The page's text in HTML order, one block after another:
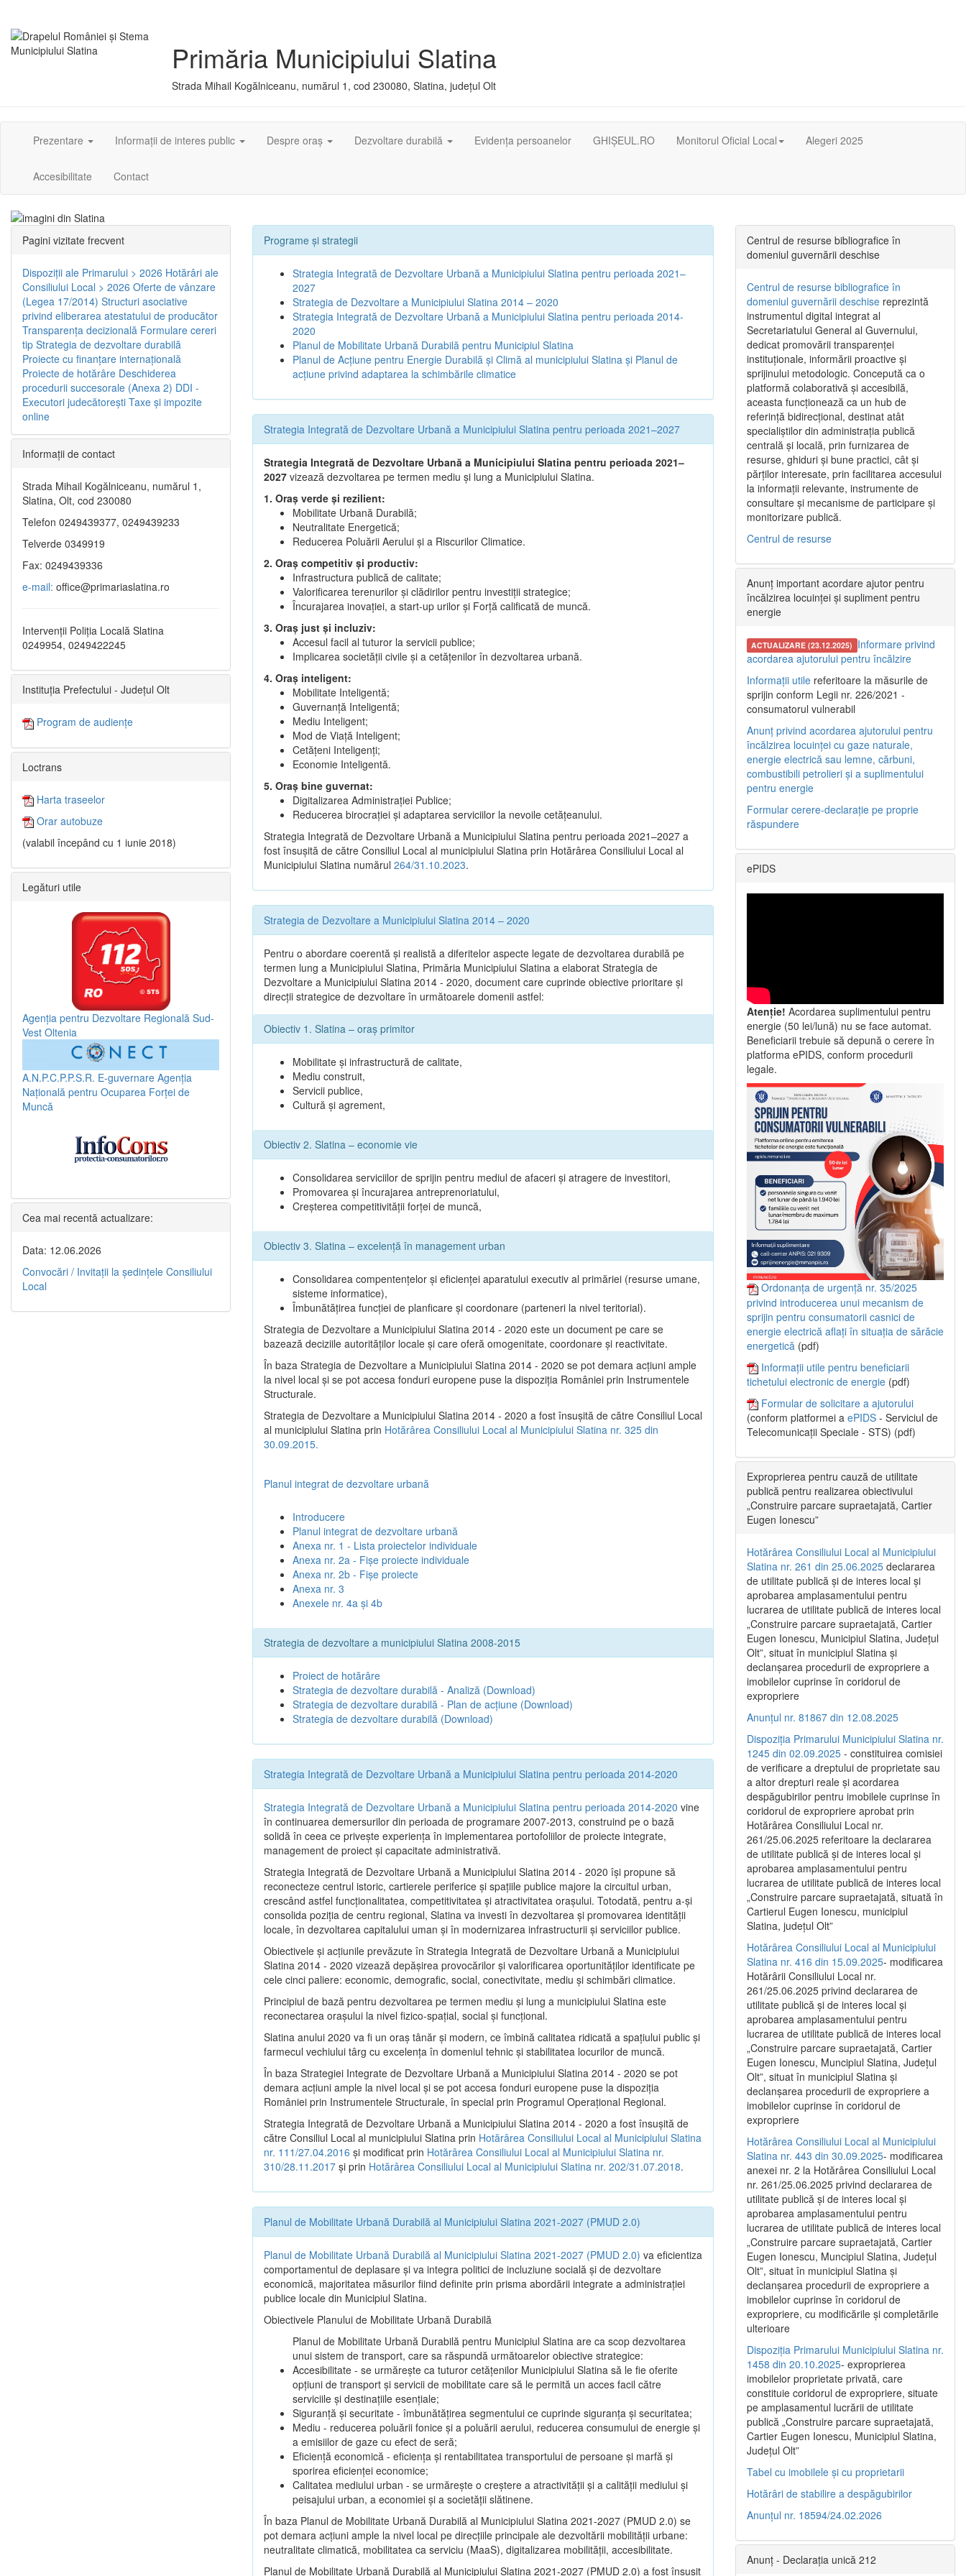
Primăria Municipiului Slatina
Strada Mihail Kogălniceanu, numărul 1, cod 230080, Slatina, județul Olt
Prezentare Informații de interes public Despre oraș Dezvoltare durabilă Evidența persoanelor GHIȘEUL.RO Monitorul Oficial Local Alegeri 2025
Accesibilitate Contact
Programe și strategii
Strategia Integrată de Dezvoltare Urbană a Municipiului Slatina pentru perioada 2021–
2027
Strategia de Dezvoltare a Municipiului Slatina 2014 – 2020
Strategia Integrată de Dezvoltare Urbană a Municipiului Slatina pentru perioada 2014-
2020
Planul de Mobilitate Urbană Durabilă pentru Municipiul Slatina
Planul de Acţiune pentru Energie Durabilă şi Climă al municipiului Slatina şi Planul de
acţiune privind adaptarea la schimbările climatice
Strategia Integrată de Dezvoltare Urbană a Municipiului Slatina pentru perioada 2021–2027
Strategia Integrată de Dezvoltare Urbană a Municipiului Slatina pentru perioada 2021–
2027 vizează dezvoltarea pe termen mediu și lung a Municipiului Slatina.
1. Oraș verde și rezilient:
Mobilitate Urbană Durabilă;
Neutralitate Energetică;
Reducerea Poluării Aerului și a Riscurilor Climatice.
2. Oraș competitiv și productiv:
Infrastructura publică de calitate;
Valorificarea terenurilor și clădirilor pentru investiții strategice;
Încurajarea inovației, a start-up urilor și Forță calificată de muncă.
3. Oraș just și incluziv:
Accesul facil al tuturor la servicii publice;
Implicarea societății civile și a cetățenilor în dezvoltarea urbană.
4. Oraș inteligent:
Mobilitate Inteligentă;
Guvernanță Inteligentă;
Mediu Inteligent;
Mod de Viață Inteligent;
Cetățeni Inteligenți;
Economie Inteligentă.
5. Oraș bine guvernat:
Digitalizarea Administrației Publice;
Reducerea birocrației și adaptarea serviciilor la nevoile cetățeanului.
Strategia Integrată de Dezvoltare Urbană a Municipiului Slatina pentru perioada 2021–2027 a
fost însuşită de către Consiliul Local al municipiului Slatina prin Hotărârea Consiliului Local al
Municipiului Slatina numărul 264/31.10.2023.
Strategia de Dezvoltare a Municipiului Slatina 2014 – 2020
Pentru o abordare coerentă şi realistă a diferitelor aspecte legate de dezvoltarea durabilă pe
termen lung a Municipiului Slatina, Primăria Municipiului Slatina a elaborat Strategia de
Dezvoltare a Municipiului Slatina 2014 - 2020, document care cuprinde obiective prioritare şi
direcţii strategice de dezvoltare în următoarele domenii astfel:
Obiectiv 1. Slatina – oraş primitor
Mobilitate şi infrastructură de calitate,
Mediu construit,
Servicii publice,
Cultură şi agrement,
Obiectiv 2. Slatina – economie vie
Consolidarea serviciilor de sprijin pentru mediul de afaceri şi atragere de investitori,
Promovarea şi încurajarea antreprenoriatului,
Creşterea competitivităţii forţei de muncă,
Obiectiv 3. Slatina – excelenţă în management urban
Consolidarea compentenţelor şi eficienţei aparatului executiv al primăriei (resurse umane,
sisteme informatice),
Îmbunătăţirea funcţiei de planficare şi coordonare (parteneri la nivel teritorial).
Strategia de Dezvoltare a Municipiului Slatina 2014 - 2020 este un document pe care se
bazează deciziile autorităţilor locale şi care oferă omogenitate, coordonare şi reactivitate.
În baza Strategia de Dezvoltare a Municipiului Slatina 2014 - 2020 se pot demara acţiuni ample
la nivel local şi se pot accesa fonduri europene puse la dispoziţia României prin Instrumentele
Structurale.
Strategia de Dezvoltare a Municipiului Slatina 2014 - 2020 a fost însuşită de către Consiliul Local
al municipiului Slatina prin Hotărârea Consiliului Local al Municipiului Slatina nr. 325 din
30.09.2015.
Planul integrat de dezvoltare urbană
Introducere
Planul integrat de dezvoltare urbană
Anexa nr. 1 - Lista proiectelor individuale
Anexa nr. 2a - Fișe proiecte individuale
Anexa nr. 2b - Fișe proiecte
Anexa nr. 3
Anexele nr. 4a și 4b
Strategia de dezvoltare a municipiului Slatina 2008-2015
Proiect de hotărâre
Strategia de dezvoltare durabilă - Analiză (Download)
Strategia de dezvoltare durabilă - Plan de acțiune (Download)
Strategia de dezvoltare durabilă (Download)
Strategia Integrată de Dezvoltare Urbană a Municipiului Slatina pentru perioada 2014-2020
Strategia Integrată de Dezvoltare Urbană a Municipiului Slatina pentru perioada 2014-2020 vine
în continuarea demersurilor din perioada de programare 2007-2013, construind pe o bază
solidă în ceea ce priveşte experienţa în implementarea portofoliilor de proiecte integrate,
management de proiect și capacitate administrativă.
Strategia Integrată de Dezvoltare Urbană a Municipiului Slatina 2014 - 2020 își propune să
reconecteze centrul istoric, cartierele periferice şi spaţiile publice majore la circuitul urban,
crescând astfel funcţionalitatea, competitivitatea şi atractivitatea oraşului. Totodată, pentru a-şi
consolida poziţia de centru regional, Slatina va investi în dezvoltarea şi promovarea identităţii
locale, în dezvoltarea capitalului uman şi în modernizarea infrastructurii şi serviciilor publice.
Obiectivele şi acţiunile prevăzute în Strategia Integrată de Dezvoltare Urbană a Municipiului
Slatina 2014 - 2020 vizează depășirea provocărilor şi valorificarea oportunităţilor identificate pe
cele cinci paliere: economic, demografic, social, conectivitate, mediu şi schimbări climatice.
Principiul de bază pentru dezvoltarea pe termen mediu şi lung a municipiului Slatina este
reconectarea oraşului la nivel fizico-spaţial, social şi funcţional.
Slatina anului 2020 va fi un oraş tânăr şi modern, ce îmbină calitatea ridicată a spaţiului public şi
farmecul vechiului târg cu excelenţa în domeniul tehnic şi stabilitatea locurilor de muncă.
În baza Strategiei Integrate de Dezvoltare Urbană a Municipiului Slatina 2014 - 2020 se pot
demara acţiuni ample la nivel local şi se pot accesa fonduri europene puse la dispoziţia
României prin Instrumentele Structurale, în special prin Programul Operațional Regional.
Strategia Integrată de Dezvoltare Urbană a Municipiului Slatina 2014 - 2020 a fost însuşită de
către Consiliul Local al municipiului Slatina prin Hotărârea Consiliului Local al Municipiului Slatina
nr. 111/27.04.2016 și modificat prin Hotărârea Consiliului Local al Municipiului Slatina nr.
310/28.11.2017 și prin Hotărârea Consiliului Local al Municipiului Slatina nr. 202/31.07.2018.
Planul de Mobilitate Urbană Durabilă al Municipiului Slatina 2021-2027 (PMUD 2.0)
Planul de Mobilitate Urbană Durabilă al Municipiului Slatina 2021-2027 (PMUD 2.0) va eficientiza
comportamentul de deplasare și va integra politici de incluziune socială și de dezvoltare
economică, majoritatea măsurilor fiind definite prin prisma abordării integrate a administrației
publice locale din Municipiul Slatina.
Obiectivele Planului de Mobilitate Urbană Durabilă
Planul de Mobilitate Urbană Durabilă pentru Municipiul Slatina are ca scop dezvoltarea
unui sistem de transport, care sa răspundă următoarelor obiective strategice:
Accesibilitate - se urmărește ca tuturor cetățenilor Municipiului Slatina să le fie oferite
opțiuni de transport și servicii de mobilitate care să le permită un acces facil către
serviciile și destinațiile esențiale;
Siguranță și securitate - îmbunătățirea segmentului ce cuprinde siguranța și securitatea;
Mediu - reducerea poluării fonice și a poluării aerului, reducerea consumului de energie și
a emisiilor de gaze cu efect de seră;
Eficiență economică - eficiența și rentabilitatea transportului de persoane și marfă și
sporirea eficienței economice;
Calitatea mediului urban - se urmărește o creștere a atractivității și a calității mediului și
peisajului urban, a economiei și a societății slătinene.
În baza Planul de Mobilitate Urbană Durabilă al Municipiului Slatina 2021-2027 (PMUD 2.0) se
pot demara acțiuni ample la nivel local pe direcțiile principale ale dezvoltării mobilității urbane:
neutralitate climatică, mobilitatea ca serviciu (MaaS), digitalizarea mobilității, accesibilitate.
Planul de Mobilitate Urbană Durabilă al Municipiului Slatina 2021-2027 (PMUD 2.0) a fost însușit
Pagini vizitate frecvent
Dispoziţii ale Primarului > 2026 Hotărâri ale
Consiliului Local > 2026 Oferte de vânzare
(Legea 17/2014) Structuri asociative
privind eliberarea atestatului de producător
Transparenţa decizională Formulare cereri
tip Strategia de dezvoltare durabilă
Proiecte cu finanţare internaţională
Proiecte de hotărâre Deschiderea
procedurii succesorale (Anexa 2) DDI -
Executori judecătorești Taxe şi impozite
online
Informaţii de contact
Strada Mihail Kogălniceanu, numărul 1,
Slatina, Olt, cod 230080
Telefon 0249439377, 0249439233
Telverde 0349919
Fax: 0249439336
e-mail: office@primariaslatina.ro
Intervenții Poliția Locală Slatina
0249954, 0249422245
Instituția Prefectului - Județul Olt
Program de audiențe
Loctrans
Harta traseelor
Orar autobuze
(valabil începând cu 1 iunie 2018)
Legături utile
Agenția pentru Dezvoltare Regională Sud-
Vest Oltenia
A.N.P.C.P.P.S.R. E-guvernare Agenția
Națională pentru Ocuparea Forței de
Muncă
Cea mai recentă actualizare:
Data: 12.06.2026
Convocări / Invitaţii la şedinţele Consiliului
Local
Centrul de resurse bibliografice în
domeniul guvernării deschise
Centrul de resurse bibliografice în
domeniul guvernării deschise reprezintă
instrumentul digital integrat al
Secretariatului General al Guvernului,
dedicat promovării transparenței
instituționale, informării proactive și
sprijinului metodologic. Concepută ca o
platformă colaborativă și accesibilă,
aceasta funcționează ca un hub de
referință bidirecțional, destinat atât
specialiștilor din administrația publică
centrală și locală, prin furnizarea de
resurse, ghiduri și bune practici, cât și
părților interesate, prin facilitarea accesului
la informații relevante, instrumente de
consultare și mecanisme de participare și
monitorizare publică.
Centrul de resurse
Anunț important acordare ajutor pentru
încălzirea locuinței și supliment pentru
energie
ACTUALIZARE (23.12.2025) Informare privind
acordarea ajutorului pentru încălzire
Informații utile referitoare la măsurile de
sprijin conform Legii nr. 226/2021 -
consumatorul vulnerabil
Anunț privind acordarea ajutorului pentru
încălzirea locuinței cu gaze naturale,
energie electrică sau lemne, cărbuni,
combustibili petrolieri și a suplimentului
pentru energie
Formular cerere-declarație pe proprie
răspundere
ePIDS
Atenție! Acordarea suplimentului pentru
energie (50 lei/lună) nu se face automat.
Beneficiarii trebuie să depună o cerere în
platforma ePIDS, conform procedurii
legale.
Ordonanța de urgență nr. 35/2025
privind introducerea unui mecanism de
sprijin pentru consumatorii casnici de
energie electrică aflați în situația de sărăcie
energetică (pdf)
Informații utile pentru beneficiarii
tichetului electronic de energie (pdf)
Formular de solicitare a ajutorului
(conform platformei a ePIDS - Serviciul de
Telecomunicații Speciale - STS) (pdf)
Exproprierea pentru cauză de utilitate
publică pentru realizarea obiectivului
„Construire parcare supraetajată, Cartier
Eugen Ionescu”
Hotărârea Consiliului Local al Municipiului
Slatina nr. 261 din 25.06.2025 declararea
de utilitate publică și de interes local și
aprobarea amplasamentului pentru
lucrarea de utilitate publică de interes local
„Construire parcare supraetajată, Cartier
Eugen Ionescu, Municipiul Slatina, Județul
Olt”, situat în municipiul Slatina și
declanșarea procedurii de expropriere a
imobilelor cuprinse în coridorul de
expropriere
Anunțul nr. 81867 din 12.08.2025
Dispoziția Primarului Municipiului Slatina nr.
1245 din 02.09.2025 - constituirea comisiei
de verificare a dreptului de proprietate sau
a altor drepturi reale și acordarea
despăgubirilor pentru imobilele cuprinse în
coridorul de expropriere aprobat prin
Hotărârea Consiliului Local nr.
261/25.06.2025 referitoare la declararea
de utilitate publică și de interes local și
aprobarea amplasamentului pentru
lucrarea de utilitate publică de interes local
„Construire parcare supraetajată, situată în
Cartierul Eugen Ionescu, municipiul
Slatina, județul Olt”
Hotărârea Consiliului Local al Municipiului
Slatina nr. 416 din 15.09.2025- modificarea
Hotărârii Consiliului Local nr.
261/25.06.2025 privind declararea de
utilitate publică și de interes local și
aprobarea amplasamentului pentru
lucrarea de utilitate publică de interes local
„Construire parcare supraetajată, Cartier
Eugen Ionescu, Muncipiul Slatina, Județul
Olt”, situat în municipiul Slatina și
declanșarea procedurii de expropriere a
imobilelor cuprinse în coridorul de
expropriere
Hotărârea Consiliului Local al Municipiului
Slatina nr. 443 din 30.09.2025- modificarea
anexei nr. 2 la Hotărârea Consiliului Local
nr. 261/25.06.2025 privind declararea de
utilitate publică şi de interes local şi
aprobarea amplasamentului pentru
lucrarea de utilitate publică de interes local
„Construire parcare supraetajată, Cartier
Eugen Ionescu, Muncipiul Slatina, Judeţul
Olt”, situat în municipiul Slatina şi
declanşarea procedurii de expropriere a
imobilelor cuprinse în coridorul de
expropriere, cu modificările şi completările
ulterioare
Dispoziția Primarului Municipiului Slatina nr.
1458 din 20.10.2025- exproprierea
imobilelor proprietate privată, care
constituie coridorul de expropriere, situate
pe amplasamentul lucrării de utilitate
publică „Construire parcare supraetajată,
Cartier Eugen Ionescu, Municipiul Slatina,
Județul Olt”
Tabel cu imobilele și cu proprietarii
Hotărâri de stabilire a despăgubirilor
Anunțul nr. 18594/24.02.2026
Anunț - Declarația unică 212